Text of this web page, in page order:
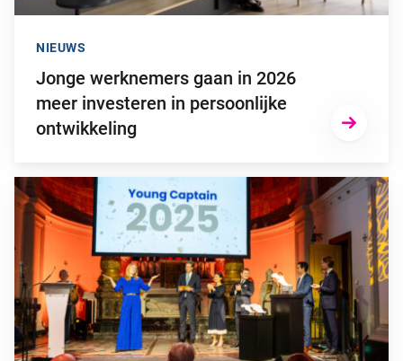
Jonge werknemers gaan in 2026
meer investeren in persoonlijke
ontwikkeling
NIEUWS
Ga naar “Kaya de Lange wint Young Captain Award 2025”